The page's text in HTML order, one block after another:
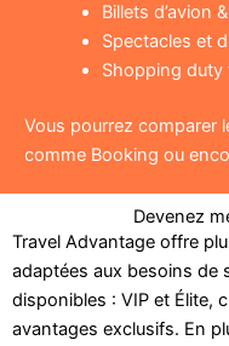
Billets d’avion
Spectacles et
Shopping duty
Vous pourrez comparer
comme Booking ou
Devenez
Travel Advantage offre
adaptées aux besoins de
disponibles : VIP et Élite,
avantages exclusifs. En